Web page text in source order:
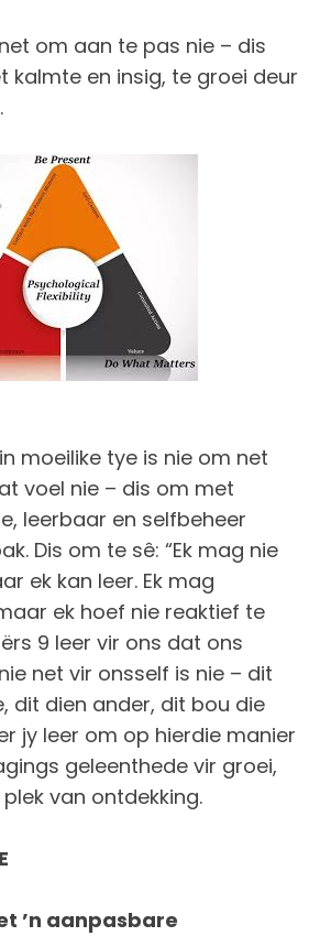
om aan te pas nie – dis
kalmte en insig, te groei deur
moeilike tye is nie om net
voel nie – dis om met
leerbaar en selfbeheer
Dis om te sê: “Ek mag nie
ek kan leer. Ek mag
ek hoef nie reaktief te
9 leer vir ons dat ons
net vir onsself is nie – dit
dit dien ander, dit bou die
jy leer om op hierdie manier
geleenthede vir groei,
plek van ontdekking.
’n aanpasbare